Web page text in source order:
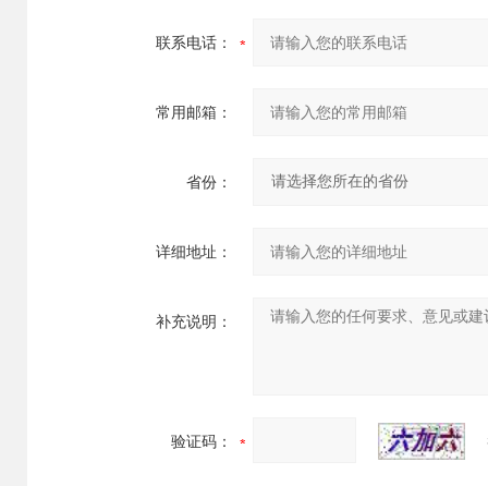
联系电话：
常用邮箱：
省份：
详细地址：
补充说明：
验证码：